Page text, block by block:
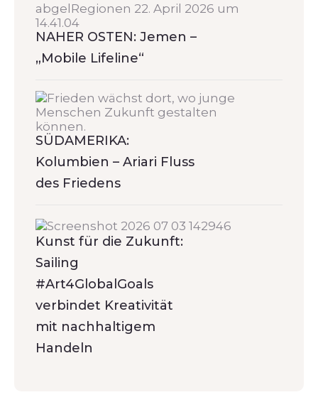
NAHER OSTEN: Jemen –
„Mobile Lifeline“
SÜDAMERIKA:
Kolumbien – Ariari Fluss
des Friedens
Kunst für die Zukunft:
Sailing
#Art4GlobalGoals
verbindet Kreativität
mit nachhaltigem
Handeln